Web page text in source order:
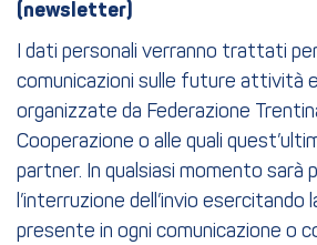
(newsletter)
I dati personali verranno trattati
comunicazioni sulle future attività
organizzate da Federazione
Cooperazione o alle quali
partner. In qualsiasi momento sarà
l’interruzione dell’invio esercitando
presente in ogni comunicazione o